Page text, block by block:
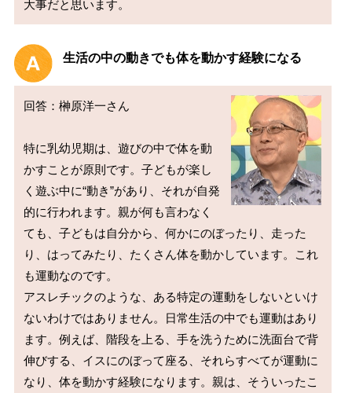
生活の中の動きでも体を動かす経験になる
回答：榊原洋一さん
特に乳幼児期は、遊びの中で体を動
かすことが原則です。子どもが楽し
く遊ぶ中に“動き”があり、それが自発
的に行われます。親が何も言わなく
ても、子どもは自分から、何かにのぼったり、走った
り、はってみたり、たくさん体を動かしています。これ
も運動なのです。
アスレチックのような、ある特定の運動をしないといけ
ないわけではありません。日常生活の中でも運動はあり
ます。例えば、階段を上る、手を洗うために洗面台で背
伸びする、イスにのぼって座る、それらすべてが運動に
なり、体を動かす経験になります。親は、そういったこ